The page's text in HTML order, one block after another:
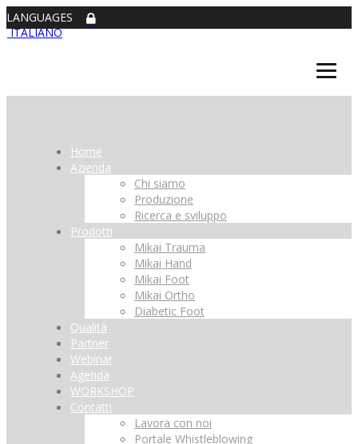
LANGUAGES
ITALIANO
Home
Azienda
Chi siamo
Produzione
Ricerca e sviluppo
Prodotti
Mikai Trauma
Mikai Hand
Mikai Foot
Mikai Ortho
Diabetic Foot
Qualità
Partner
Webinar
Agenda
WORKSHOP
Contatti
Lavora con noi
Portale Whistleblowing